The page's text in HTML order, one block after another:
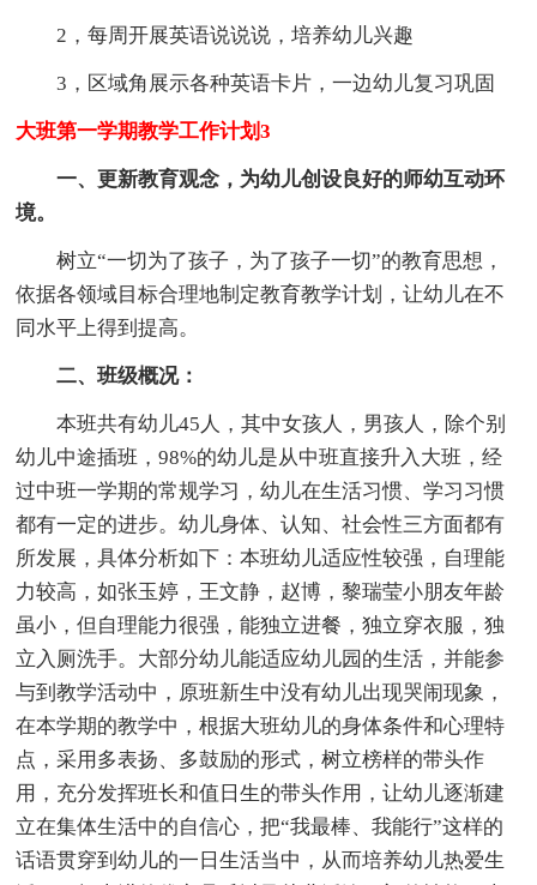
2，每周开展英语说说说，培养幼儿兴趣
3，区域角展示各种英语卡片，一边幼儿复习巩固
大班第一学期教学工作计划3
一、更新教育观念，为幼儿创设良好的师幼互动环
境。
树立“一切为了孩子，为了孩子一切”的教育思想，
依据各领域目标合理地制定教育教学计划，让幼儿在不
同水平上得到提高。
二、班级概况：
本班共有幼儿45人，其中女孩人，男孩人，除个别
幼儿中途插班，98%的幼儿是从中班直接升入大班，经
过中班一学期的常规学习，幼儿在生活习惯、学习习惯
都有一定的进步。幼儿身体、认知、社会性三方面都有
所发展，具体分析如下：本班幼儿适应性较强，自理能
力较高，如张玉婷，王文静，赵博，黎瑞莹小朋友年龄
虽小，但自理能力很强，能独立进餐，独立穿衣服，独
立入厕洗手。大部分幼儿能适应幼儿园的生活，并能参
与到教学活动中，原班新生中没有幼儿出现哭闹现象，
在本学期的教学中，根据大班幼儿的身体条件和心理特
点，采用多表扬、多鼓励的形式，树立榜样的带头作
用，充分发挥班长和值日生的带头作用，让幼儿逐渐建
立在集体生活中的自信心，把“我最棒、我能行”这样的
话语贯穿到幼儿的一日生活当中，从而培养幼儿热爱生